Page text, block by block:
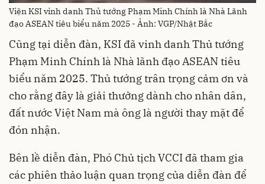
Viện KSI vinh danh Thủ tướng Phạm Minh Chính là Nhà Lãnh
đạo ASEAN tiêu biểu năm 2025 - Ảnh: VGP/Nhật Bắc
Cũng tại diễn đàn, KSI đã vinh danh Thủ tướng
Phạm Minh Chính là Nhà lãnh đạo ASEAN tiêu
biểu năm 2025. Thủ tướng trân trọng cảm ơn và
cho rằng đây là giải thưởng dành cho nhân dân,
đất nước Việt Nam mà ông là người thay mặt để
đón nhận.
Bên lề diễn đàn, Phó Chủ tịch VCCI đã tham gia
các phiên thảo luận quan trọng của diễn đàn để